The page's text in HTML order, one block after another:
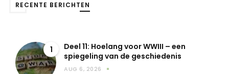
RECENTE BERICHTEN
1
Deel 11: Hoelang voor WWIII – een
spiegeling van de geschiedenis
AUG 6, 2026